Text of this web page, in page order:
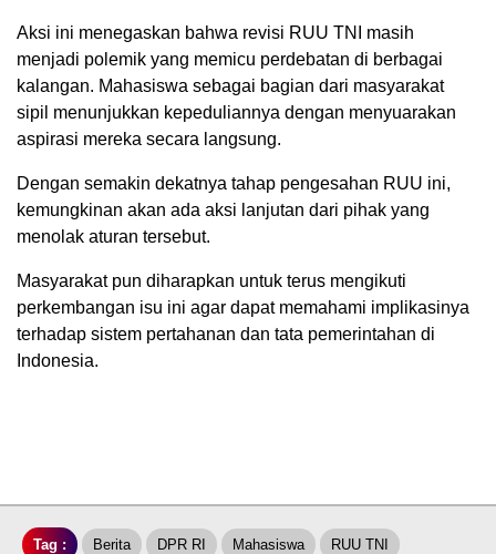
Aksi ini menegaskan bahwa revisi RUU TNI masih
menjadi polemik yang memicu perdebatan di berbagai
kalangan. Mahasiswa sebagai bagian dari masyarakat
sipil menunjukkan kepeduliannya dengan menyuarakan
aspirasi mereka secara langsung.
Dengan semakin dekatnya tahap pengesahan RUU ini,
kemungkinan akan ada aksi lanjutan dari pihak yang
menolak aturan tersebut.
Masyarakat pun diharapkan untuk terus mengikuti
perkembangan isu ini agar dapat memahami implikasinya
terhadap sistem pertahanan dan tata pemerintahan di
Indonesia.
Tag : Berita DPR RI Mahasiswa RUU TNI